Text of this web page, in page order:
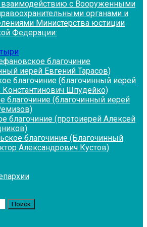
взаимодействию с Вооруженными
органами и
Министерства юстиции
Федерации:
благочиние
иерей Евгений Тарасов)
благочиние (благочинный иерей
Константинович Шпудейко)
благочиние (благочинный иерей
благочиние (протоиерей Алексей
благочиние (Благочинный
Александрович Кустов)